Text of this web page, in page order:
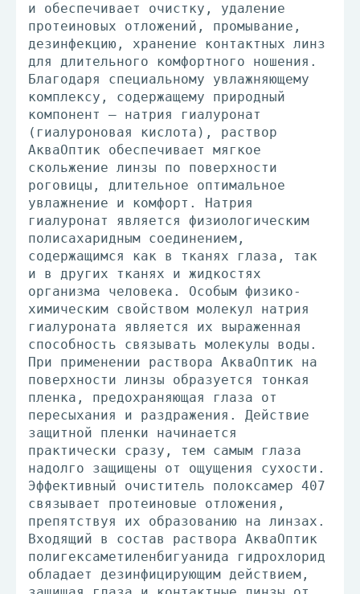
и обеспечивает очистку, удаление
протеиновых отложений, промывание,
дезинфекцию, хранение контактных линз
для длительного комфортного ношения.
Благодаря специальному увлажняющему
комплексу, содержащему природный
компонент – натрия гиалуронат
(гиалуроновая кислота), раствор
АкваОптик обеспечивает мягкое
скольжение линзы по поверхности
роговицы, длительное оптимальное
увлажнение и комфорт. Натрия
гиалуронат является физиологическим
полисахаридным соединением,
содержащимся как в тканях глаза, так
и в других тканях и жидкостях
организма человека. Особым физико-
химическим свойством молекул натрия
гиалуроната является их выраженная
способность связывать молекулы воды.
При применении раствора АкваОптик на
поверхности линзы образуется тонкая
пленка, предохраняющая глаза от
пересыхания и раздражения. Действие
защитной пленки начинается
практически сразу, тем самым глаза
надолго защищены от ощущения сухости.
Эффективный очиститель полоксамер 407
связывает протеиновые отложения,
препятствуя их образованию на линзах.
Входящий в состав раствора АкваОптик
полигексаметиленбигуанида гидрохлорид
обладает дезинфицирующим действием,